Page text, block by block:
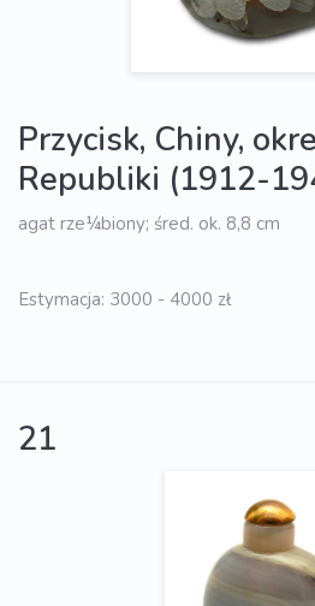
Przycisk, Chiny,
Republiki (1912-
agat rze¼biony; śred. ok. 8,8 cm
Estymacja: 3000 - 4000 zł
21